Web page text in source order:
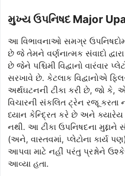
મુખ્ય ઉપનિષદ Major
આ વિભાવનાઓ સમગ્ર
છે જે તેમને વર્ણનાત્મક સંવાદો
છે જેને પશ્ચિમી વિદ્વાનો વારંવાર
સરખાવે છે. કેટલાક વિદ્વાનોએ
અર્થઘટનની ટીકા કરી છે, જો કે,
વિચારની સંકલિત ટ્રેન રજૂ કરતા
ધ્યાન કેન્દ્રિત કરે છે અને ક્યારેય
નથી. આ ટીકા ઉપનિષદના
(અને, વાસ્તવમાં, પ્લેટોના કાર્ય
આપવા માટે નહીં પરંતુ પ્રશ્નોને
આવ્યા હતા.